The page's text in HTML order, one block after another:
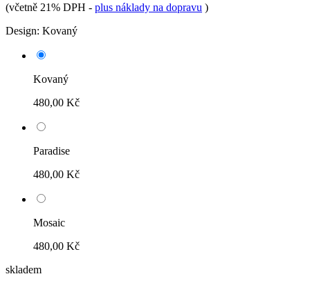
(včetně 21% DPH - plus náklady na dopravu )
Design: Kovaný
Kovaný
480,00 Kč
Paradise
480,00 Kč
Mosaic
480,00 Kč
skladem